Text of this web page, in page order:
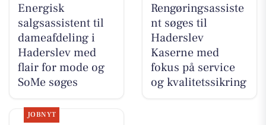
Energisk
salgsassistent til
dameafdeling i
Haderslev med
flair for mode og
SoMe søges
Rengøringsassiste
nt søges til
Haderslev
Kaserne med
fokus på service
og kvalitetssikring
JOBNYT